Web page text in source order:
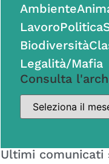
Ambiente
LavoroPolitica
Biodiversità
Legalità/Mafia
Consulta
Ultimi comunicati